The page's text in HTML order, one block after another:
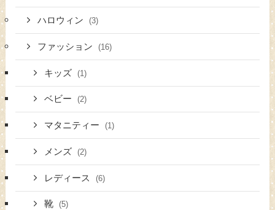
ハロウィン (3)
ファッション (16)
キッズ (1)
ベビー (2)
マタニティー (1)
メンズ (2)
レディース (6)
靴 (5)